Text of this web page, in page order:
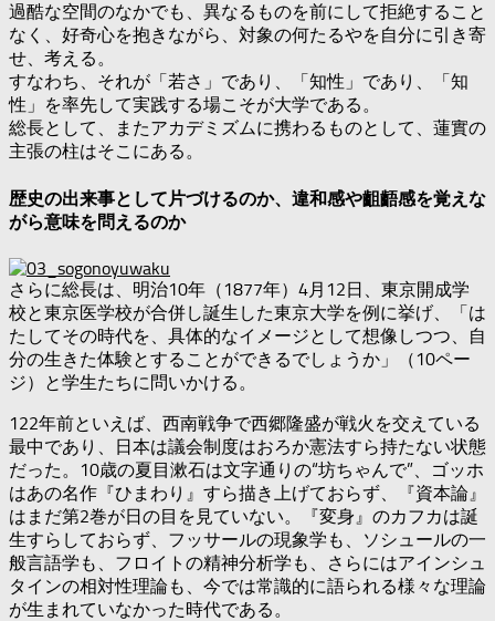
過酷な空間のなかでも、異なるものを前にして拒絶すること
なく、好奇心を抱きながら、対象の何たるやを自分に引き寄
せ、考える。
すなわち、それが「若さ」であり、「知性」であり、「知
性」を率先して実践する場こそが大学である。
総長として、またアカデミズムに携わるものとして、蓮實の
主張の柱はそこにある。
歴史の出来事として片づけるのか、違和感や齟齬感を覚えな
がら意味を問えるのか
さらに総長は、明治10年（1877年）4月12日、東京開成学
校と東京医学校が合併し誕生した東京大学を例に挙げ、「は
たしてその時代を、具体的なイメージとして想像しつつ、自
分の生きた体験とすることができるでしょうか」（10ペー
ジ）と学生たちに問いかける。
122年前といえば、西南戦争で西郷隆盛が戦火を交えている
最中であり、日本は議会制度はおろか憲法すら持たない状態
だった。10歳の夏目漱石は文字通りの“坊ちゃんで”、ゴッホ
はあの名作『ひまわり』すら描き上げておらず、『資本論』
はまだ第2巻が日の目を見ていない。『変身』のカフカは誕
生すらしておらず、フッサールの現象学も、ソシュールの一
般言語学も、フロイトの精神分析学も、さらにはアインシュ
タインの相対性理論も、今では常識的に語られる様々な理論
が生まれていなかった時代である。